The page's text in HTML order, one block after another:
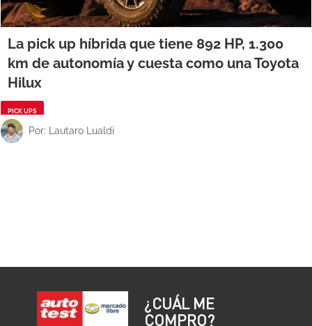
La pick up híbrida que tiene 892 HP, 1.300
km de autonomía y cuesta como una Toyota
Hilux
PICK UPS
Por: Lautaro Lualdi
¿CUÁL ME
COMPRO?